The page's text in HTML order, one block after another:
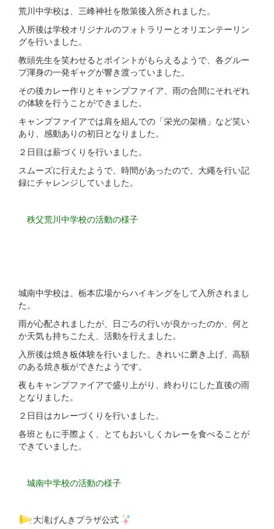
荒川中学校は、三峰神社を散策後入所されました。
入所後は学校オリジナルのフォトラリーとオリエンテーリン
グを行いました。
教頭先生を笑わせるとポイントがもらえるようで、各グルー
プ渾身の一発ギャグが響き渡っていました。
その後カレー作りとキャンプファイア、雨の合間にそれぞれ
の体験を行うことができました。
キャンプファイアでは肩を組んでの「栄光の架橋」など笑い
あり、感動ありの初日となりました。
２日目は薪づくりを行いました。
スムーズに行えたようで、時間があったので、大繩を行い記
録にチャレンジしていました。
秩父荒川中学校の活動の様子
城南中学校は、栃本広場からハイキングをして入所されまし
た。
雨が心配されましたが、日ごろの行いが良かったのか、何と
か天気も持ちこたえ、活動を行えました。
入所後は焼き板体験を行いました。きれいに磨き上げ、高額
のある焼き板ができたようです。
夜もキャンプファイアで盛り上がり、終わりにした直後の雨
となりました。
２日目はカレーづくりを行いました。
各班ともに手際よく、とてもおいしくカレーを食べることが
できていました。
城南中学校の活動の様子
大滝げんきプラザ公式